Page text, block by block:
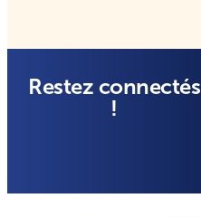
Restez connectés
!